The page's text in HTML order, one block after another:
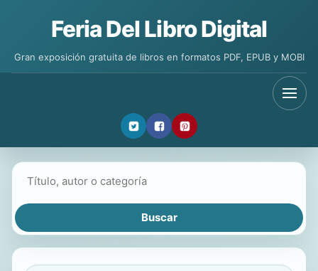
Feria Del Libro Digital
Gran exposición gratuita de libros en formatos PDF, EPUB y MOBI